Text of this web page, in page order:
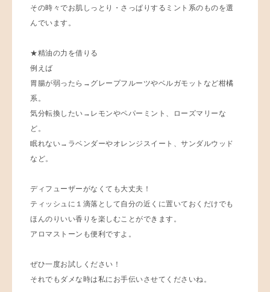
その時々でお肌しっとり・さっぱりするミント系のものを選
んでいます。
★精油の力を借りる
例えば
胃腸が弱ったら→グレープフルーツやベルガモットなど柑橘
系。
気分転換したい→レモンやペパーミント、ローズマリーな
ど。
眠れない→ラベンダーやオレンジスイート、サンダルウッド
など。
ディフューザーがなくても大丈夫！
ティッシュに１滴落として自分の近くに置いておくだけでも
ほんのりいい香りを楽しむことができます。
アロマストーンも便利ですよ。
ぜひ一度お試しください！
それでもダメな時は私にお手伝いさせてくださいね。